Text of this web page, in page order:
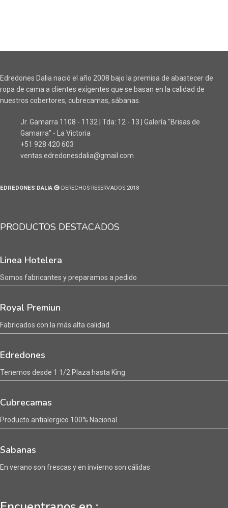
Edredones Dalia nació el año 2008 bajo la premisa de abastecer de
ropa de cama a clientes exigentes que se basan en la calidad de
nuestros cobertores, cubrecamas, sábanas.
Jr. Gamarra 1108 - 1132 | Tda: 12 - 13 | Galería "Brisas de
Gamarra" - La Victoria
+51 928 420 603
ventas.edredonesdalia@gmail.com
EDREDONES DALIA DERECHOS RESERVADOS 2018
PRODUCTOS DESTACADOS
Linea Hotelera
Somos fabricantes y preparamos a pedido
Royal Premiun
Fabricados con la más alta calidad.
Edredones
Tenemos desde 1 1/2 Plaza hasta King
Cubrecamas
Producto antialergico 100% Nacional
Sabanas
En verano son frescas y en invierno son cálidas